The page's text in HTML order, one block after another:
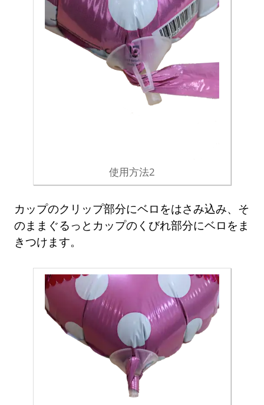
使用方法2
カップのクリップ部分にベロをはさみ込み、そ
のままぐるっとカップのくびれ部分にベロをま
きつけます。